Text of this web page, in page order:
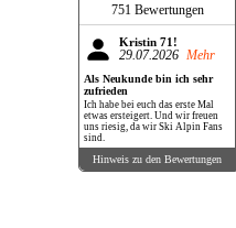
751 Bewertungen
Kristin 71!
29.07.2026 Mehr
Als Neukunde bin ich sehr
zufrieden
Ich habe bei euch das erste Mal
etwas ersteigert. Und wir freuen
uns riesig, da wir Ski Alpin Fans
sind.
Hinweis zu den Bewertungen